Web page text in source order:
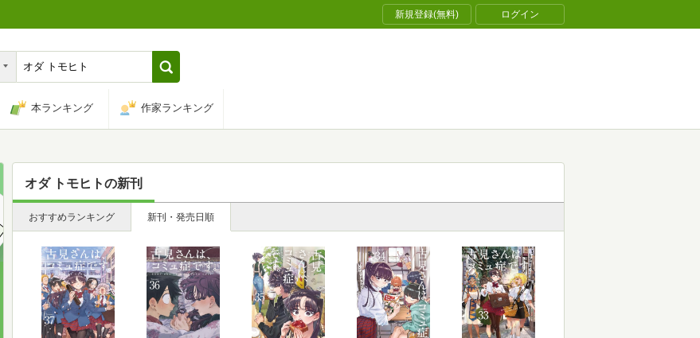
新規登録(無料) ログイン
本ランキング 作家ランキング
オダ トモヒトの新刊
おすすめランキング 新刊・発売日順